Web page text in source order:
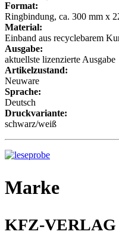
Format:
Ringbindung, ca. 300 mm x
Material:
Einband aus recyclebarem
Ausgabe:
aktuellste lizenzierte Ausgabe
Artikelzustand:
Neuware
Sprache:
Deutsch
Druckvariante:
schwarz/weiß
Marke
KFZ-VERLAG